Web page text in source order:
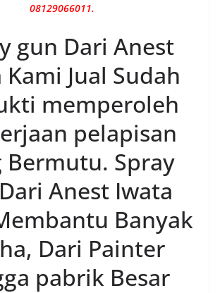
08129066011.
gun Dari Anest
Kami Jual Sudah
memperoleh
pelapisan
Bermutu. Spray
Anest Iwata
Banyak
Dari Painter
pabrik Besar